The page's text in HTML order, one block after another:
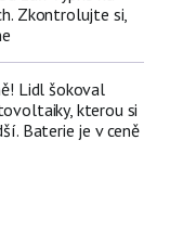
Zkontrolujte si,
Lidl šokoval
kterou si
Baterie je v ceně